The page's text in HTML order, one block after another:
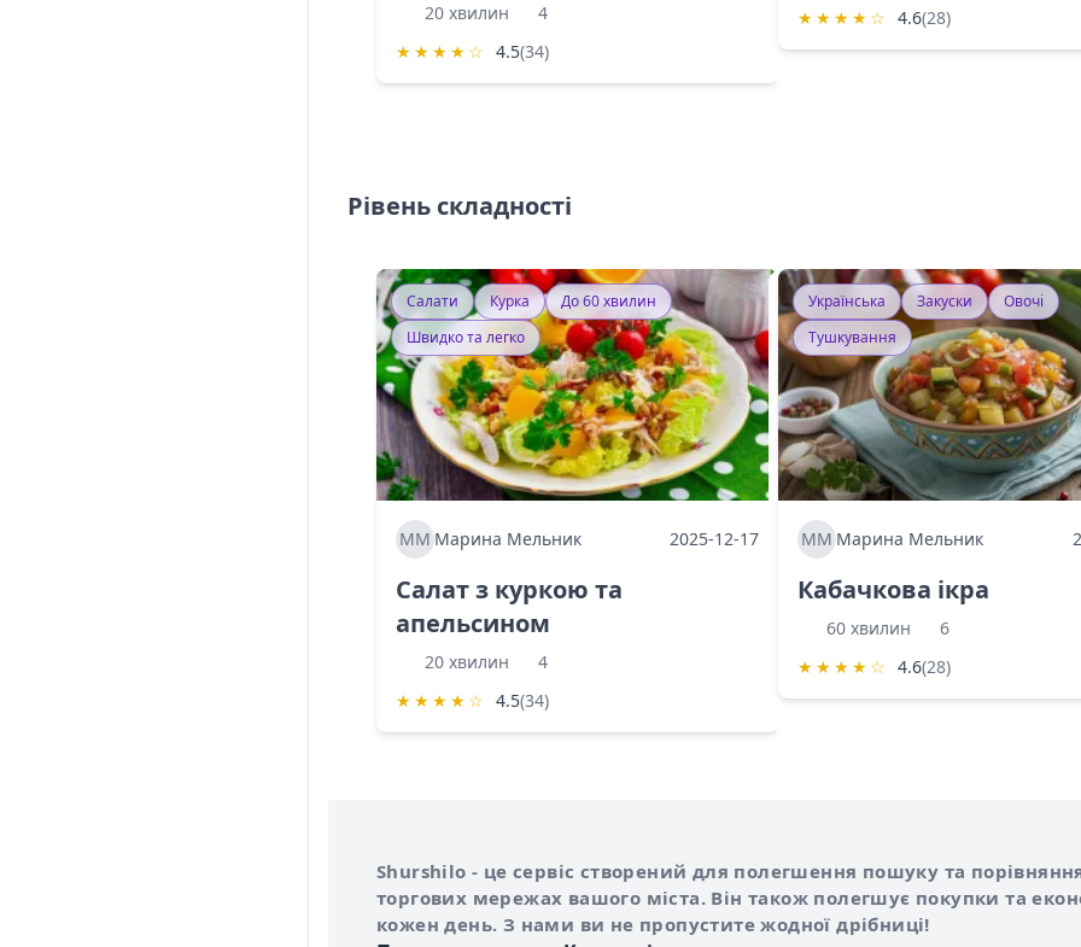
20 хвилин
4
★ ★ ★ ★ ☆ 4.5(34)
★ ★ ★ ★ ☆ 4.6(28)
Рівень складності
Салати Курка
До 60 хвилин
Швидко та легко
ММ Марина Мельник 2025-12-17
Салат з куркою та
апельсином
20 хвилин
4
★ ★ ★ ★ ☆ 4.5(34)
Українська Закуски
Овочі
Тушкування
ММ Марина Мельник
Кабачкова ікра
60 хвилин
6
★ ★ ★ ★ ☆ 4.6(28)
Про сервіс Shurshilo
Shurshilo - це сервіс створений для полегшення пошуку та
торгових мережах вашого міста. Він також полегшує покупки та
кожен день. З нами ви не пропустите жодної дрібниці!